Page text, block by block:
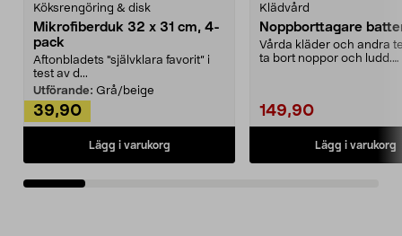
Köksrengöring & disk
Mikrofiberduk 32 x 31 cm, 4-
pack
Aftonbladets "självklara favorit” i
test av d...
Utförande: Grå/beige
39,90
Lägg i varukorg
Klädvård
Noppborttagare
Vårda kläder och andra
ta bort noppor och ludd.
149,90
Lägg i varukorg